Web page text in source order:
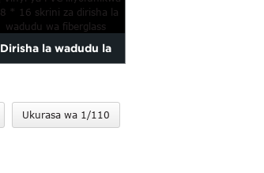
Dirisha la wadudu la
Ukurasa wa 1/110